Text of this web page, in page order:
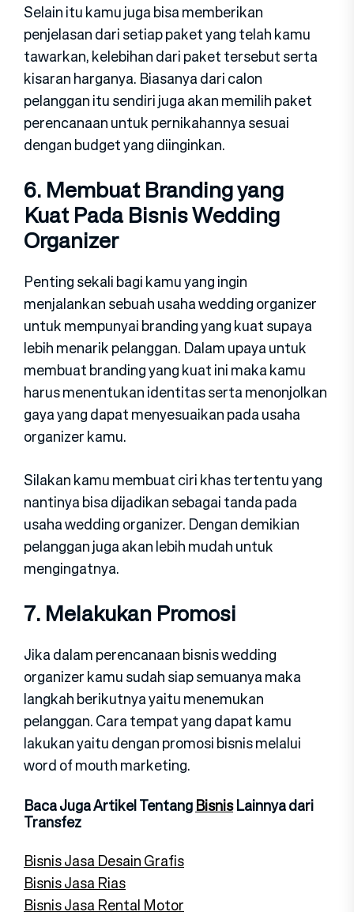
Selain itu kamu juga bisa memberikan
penjelasan dari setiap paket yang telah kamu
tawarkan, kelebihan dari paket tersebut serta
kisaran harganya. Biasanya dari calon
pelanggan itu sendiri juga akan memilih paket
perencanaan untuk pernikahannya sesuai
dengan budget yang diinginkan.
6. Membuat Branding yang
Kuat Pada Bisnis Wedding
Organizer
Penting sekali bagi kamu yang ingin
menjalankan sebuah usaha wedding organizer
untuk mempunyai branding yang kuat supaya
lebih menarik pelanggan. Dalam upaya untuk
membuat branding yang kuat ini maka kamu
harus menentukan identitas serta menonjolkan
gaya yang dapat menyesuaikan pada usaha
organizer kamu.
Silakan kamu membuat ciri khas tertentu yang
nantinya bisa dijadikan sebagai tanda pada
usaha wedding organizer. Dengan demikian
pelanggan juga akan lebih mudah untuk
mengingatnya.
7. Melakukan Promosi
Jika dalam perencanaan bisnis wedding
organizer kamu sudah siap semuanya maka
langkah berikutnya yaitu menemukan
pelanggan. Cara tempat yang dapat kamu
lakukan yaitu dengan promosi bisnis melalui
word of mouth marketing.
Baca Juga Artikel TentangBisnisLainnya dari
Transfez
Bisnis Jasa Desain Grafis
Bisnis Jasa Rias
Bisnis Jasa Rental Motor